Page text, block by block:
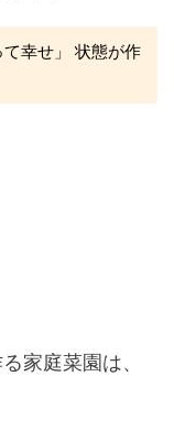
て幸せ」 状態が作
家庭菜園は、